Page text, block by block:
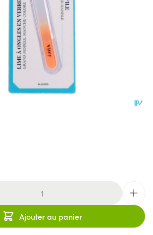
Ajouter au panier